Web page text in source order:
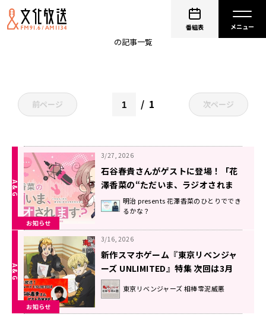
番組表
の記事一覧
前ページ 1 次ページ
お知らせ
3/27, 2026
石谷春貴さんがゲストに登場！「花
澤香菜の“ただいま、ラジオされま
す？”」第7回が配信中！
明治 presents 花澤香菜のひとりででき
るかな？
お知らせ
3/16, 2026
新作スマホゲーム『東京リベンジャ
ーズ UNLIMITED』特集 次回は3月
27日放送（第156回）！ウメカズ役
の石谷春貴さんがゲスト出演！質問
東京リベンジャーズ 相棒零泥威悪